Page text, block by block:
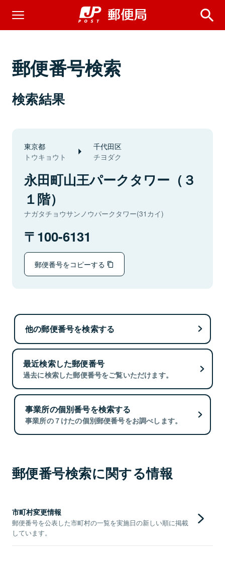
郵便番号検索
検索結果
東京都
トウキョウト
千代田区
チヨダク
永田町山王パークタワー（３
１階）
ナガタチョウサンノウパークタワー(31カイ)
100-6131
郵便番号をコピーする
他の郵便番号を検索する
最近検索した郵便番号
過去に検索した郵便番号をご覧いただけます。
事業所の個別番号を検索する
事業所の７けたの個別郵便番号をお調べします。
郵便番号検索に関する情報
市町村変更情報
郵便番号を公表した市町村の一覧を実施日の新しい順に掲載
しています。